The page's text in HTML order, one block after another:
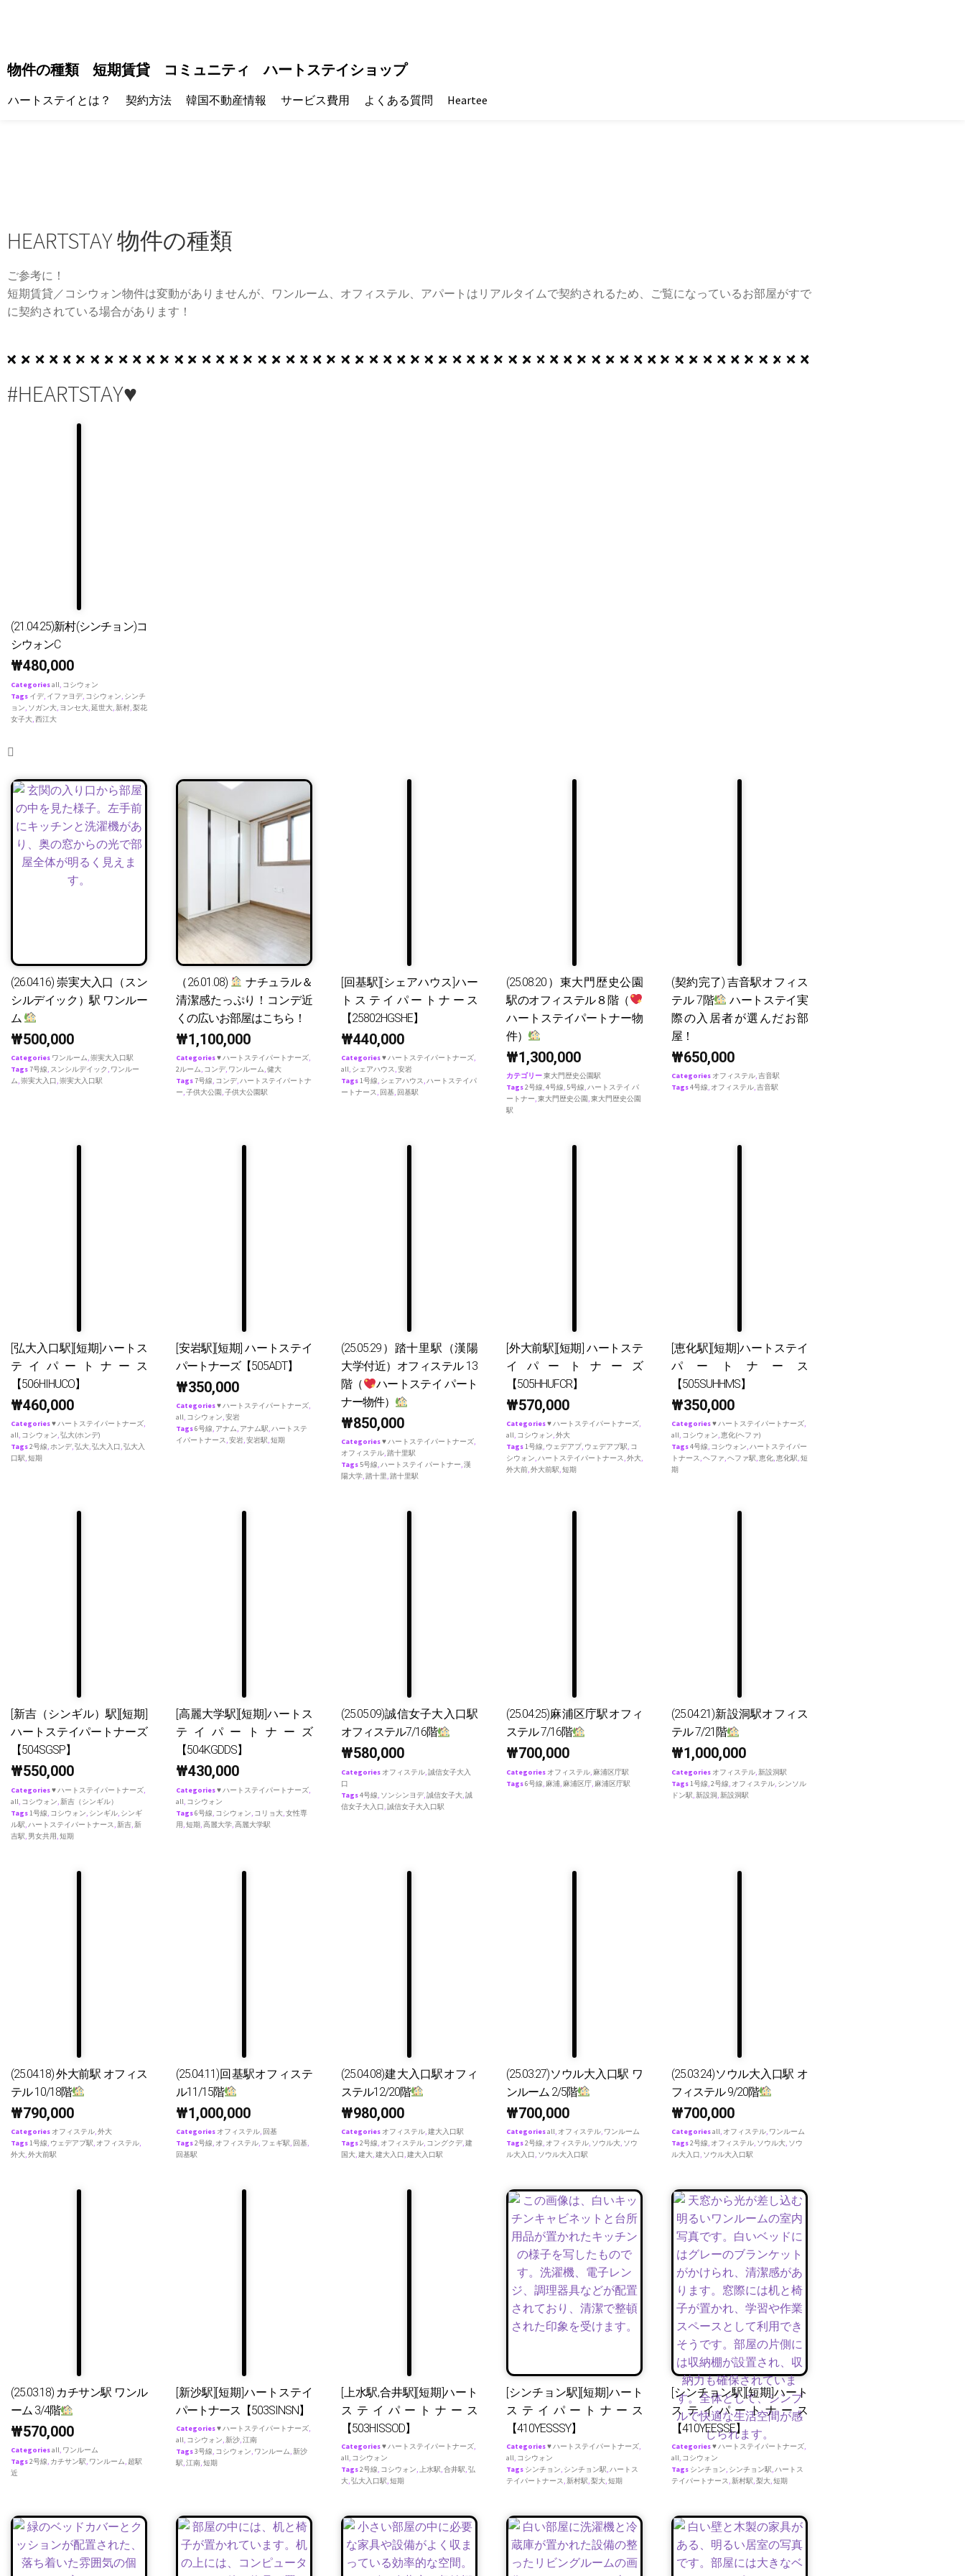
物件の種類 短期賃貸 コミュニティ ハートステイショップ
ハートステイとは？ 契約方法 韓国不動産情報 サービス費用 よくある質問 Heartee
HEARTSTAY 物件の種類
ご参考に！
短期賃貸／コシウォン物件は変動がありませんが、ワンルーム、オフィステル、アパートはリアルタイムで契約されるため、ご覧になっているお部屋がすで
に契約されている場合があります！
#HEARTSTAY♥
(21.04.25)新村(シンチョン)コ
シウォンC
₩480,000
Categoriesall, コシウォン
Tags イデ, イファヨデ, コシウォン, シンチ
ョン, ソガン大, ヨンセ大,延世大,新村,梨花
女子大,西江大
(26.04.16) 崇実大入口（スン
シルデイック）駅 ワンルー
ム
₩500,000
Categories ワンルーム,崇実大入口駅
Tags7号線, スンシルデイック , ワンルー
ム,崇実大入口,崇実大入口駅
（26.01.08)
ナチュラル＆
清潔感たっぷり！コンデ近
くの広いお部屋はこちら！
₩1,100,000
Categories♥ ハートステイパートナーズ,
2ルーム, コンデ, ワンルーム,健大
Tags7号線, コンデ,ハートステイパートナ
ー,子供大公園,子供大公園駅
[回基駅][シェアハウス]ハー
トステイパートナース
【25802HGSHE】
₩440,000
Categories♥ ハートステイパートナーズ,
all, シェアハウス,安岩
Tags1号線, シェアハウス,ハートステイパ
ートナース, 回基, 回基駅
(25.08.20）東大門歴史公園
駅のオフィステル８階（
ハートステイパートナー物
件）
₩1,300,000
カテゴリー東大門歴史公園駅
Tags2号線,4号線, 5号線,ハートステイ パ
ートナー,東大門歴史公園,東大門歴史公園
駅
(契約完了) 吉音駅オフィス
テル 7階
ハートステイ実
際の入居者が選んだお部
屋！
₩650,000
Categories オフィステル,吉音駅
Tags4号線, オフィステル,吉音駅
[弘大入口駅][短期]ハートス
テイパートナース
【506HIHUCO】
₩460,000
Categories♥ ハートステイパートナーズ,
all, コシウォン,弘大(ホンデ)
Tags2号線,ホンデ,弘大,弘大入口,弘大入
口駅,短期
[安岩駅][短期] ハートステイ
パートナーズ【505ADT】
₩350,000
Categories♥ ハートステイパートナーズ,
all, コシウォン,安岩
Tags6号線, アナム, アナム駅,ハートステ
イパートナース,安岩,安岩駅,短期
(25.05.29）踏十里駅（漢陽
大学付近）オフィステル 13
階（
ハートステイ パート
ナー物件）
₩850,000
Categories♥ ハートステイパートナーズ,
オフィステル,踏十里駅
Tags 5号線,ハートステイ パートナー,漢
陽大学,踏十里,踏十里駅
[外大前駅][短期] ハートステ
イパートナーズ
【505HHUFCR】
₩570,000
Categories♥ ハートステイパートナーズ,
all, コシウォン,外大
Tags1号線, ウェデアプ, ウェデアプ駅, コ
シウォン,ハートステイパートナース,外大,
外大前,外大前駅,短期
[恵化駅][短期]ハートステイ
パートナース
【505SUHHMS】
₩350,000
Categories♥ ハートステイパートナーズ,
all, コシウォン,恵化(ヘファ)
Tags4号線, コシウォン,ハートステイパー
トナース,ヘファ,ヘファ駅,恵化,恵化駅,短
期
[新吉（シンギル）駅][短期]
ハートステイパートナーズ
【504SGSP】
₩550,000
Categories♥ ハートステイパートナーズ,
all, コシウォン,新吉（シンギル）
Tags1号線, コシウォン, シンギル, シンギ
ル駅,ハートステイパートナース,新吉,新
吉駅, 男女共用,短期
[高麗大学駅][短期]ハートス
テイパートナーズ
【504KGDDS】
₩430,000
Categories♥ ハートステイパートナーズ,
all, コシウォン
Tags6号線, コシウォン, コリョ大,女性専
用,短期,高麗大学,高麗大学駅
(25.05.09)誠信女子大入口駅
オフィステル7/16階
₩580,000
Categories オフィステル,誠信女子大入
口
Tags4号線, ソンシンヨデ,誠信女子大,誠
信女子大入口,誠信女子大入口駅
(25.04.25)麻浦区庁駅オフィ
ステル 7/16階
₩700,000
Categories オフィステル, 麻浦区庁駅
Tags6号線, 麻浦, 麻浦区庁, 麻浦区庁駅
(25.04.21)新設洞駅オフィス
テル 7/21階
₩1,000,000
Categories オフィステル,新設洞駅
Tags1号線,2号線, オフィステル, シンソル
ドン駅,新設洞,新設洞駅
(25.04.18) 外大前駅 オフィス
テル 10/18階
₩790,000
Categories オフィステル,外大
Tags1号線, ウェデアプ駅, オフィステル,
外大,外大前駅
(25.04.11)回基駅オフィステ
ル11/15階
₩1,000,000
Categories オフィステル, 回基
Tags2号線, オフィステル, フェギ駅, 回基,
回基駅
(25.04.08)建大入口駅オフィ
ステル12/20階
₩980,000
Categories オフィステル,建大入口駅
Tags2号線, オフィステル, コングクデ,建
国大,建大,建大入口,建大入口駅
(25.03.27)ソウル大入口駅 ワ
ンルーム 2/5階
₩700,000
Categoriesall, オフィステル, ワンルーム
Tags2号線, オフィステル, ソウル大, ソウ
ル大入口, ソウル大入口駅
(25.03.24)ソウル大入口駅 オ
フィステル 9/20階
₩700,000
Categoriesall, オフィステル, ワンルーム
Tags2号線, オフィステル, ソウル大, ソウ
ル大入口, ソウル大入口駅
(25.03.18) カチサン駅 ワンル
ーム 3/4階
₩570,000
Categoriesall, ワンルーム
Tags2号線, カチサン駅, ワンルーム, 超駅
近
[新沙駅][短期]ハートステイ
パートナース【503SINSN】
Categories♥ ハートステイパートナーズ,
all, コシウォン,新沙,江南
Tags3号線, コシウォン, ワンルーム,新沙
駅,江南,短期
[上水駅,合井駅][短期]ハート
ステイパートナース
【503HISSOD】
Categories♥ ハートステイパートナーズ,
all, コシウォン
Tags2号線, コシウォン, 上水駅,合井駅,弘
大,弘大入口駅,短期
[シンチョン駅][短期]ハート
ステイパートナース
【410YESSSY】
Categories♥ ハートステイパートナーズ,
all, コシウォン
Tags シンチョン, シンチョン駅,ハートス
テイパートナース,新村駅,梨大,短期
[シンチョン駅][短期]ハート
ステイパートナース
【410YEESSE】
Categories♥ ハートステイパートナーズ,
all, コシウォン
Tags シンチョン, シンチョン駅,ハートス
テイパートナース,新村駅,梨大,短期